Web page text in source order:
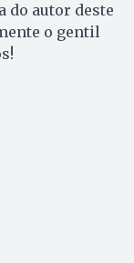
do autor deste
o gentil